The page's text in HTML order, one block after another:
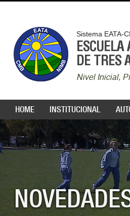
Sistema EATA-
ESCUELA
DE TRES
Nivel Inicial,
HOME INSTITUCIONAL